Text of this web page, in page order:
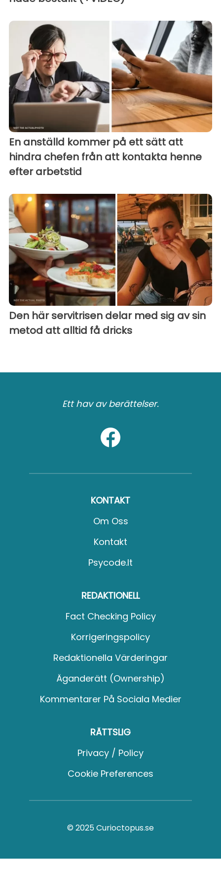
En anställd kommer på ett sätt att
hindra chefen från att kontakta henne
efter arbetstid
Den här servitrisen delar med sig av sin
metod att alltid få dricks
Ett hav av berättelser.
KONTAKT
Om Oss
Kontakt
Psycode.it
REDAKTIONELL
Fact Checking Policy
Korrigeringspolicy
Redaktionella Värderingar
Äganderätt (Ownership)
Kommentarer På Sociala Medier
RÄTTSLIG
Privacy / Policy
Cookie Preferences
© 2025 Curioctopus.se